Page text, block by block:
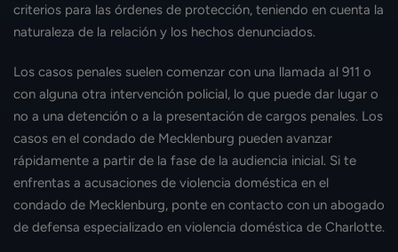
criterios para las órdenes de protección, teniendo en cuenta la
naturaleza de la relación y los hechos denunciados.
Los casos penales suelen comenzar con una llamada al 911 o
con alguna otra intervención policial, lo que puede dar lugar o
no a una detención o a la presentación de cargos penales. Los
casos en el condado de Mecklenburg pueden avanzar
rápidamente a partir de la fase de la audiencia inicial. Si te
enfrentas a acusaciones de violencia doméstica en el
condado de Mecklenburg, ponte en contacto con un abogado
de defensa especializado en violencia doméstica de Charlotte.